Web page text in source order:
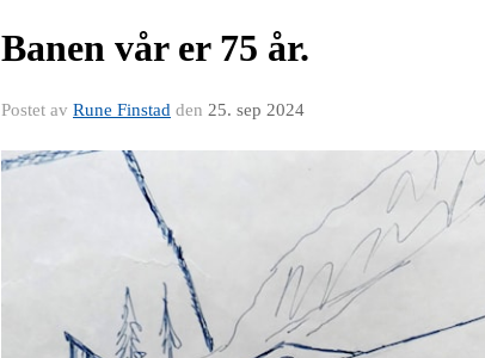
Banen vår er 75 år.
Postet av Rune Finstad den 25. sep 2024